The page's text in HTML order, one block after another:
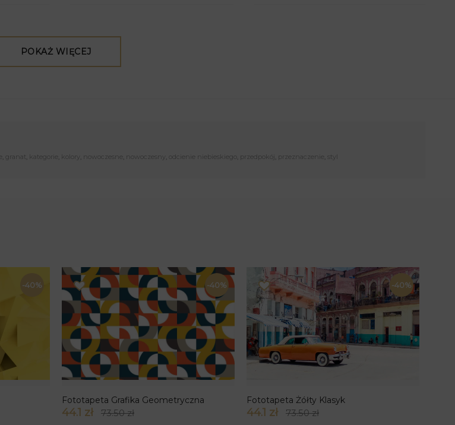
POKAŻ WIĘCEJ
granat kategorie kolory nowoczesne nowoczesny odcienie niebieskiego przedpokój przeznaczenie styl
-40% -40%
Fototapeta Grafika Geometryczna
44.1 zł 73.50 zł
-40%
Fototapeta Żółty Klasyk
44.1 zł 73.50 zł